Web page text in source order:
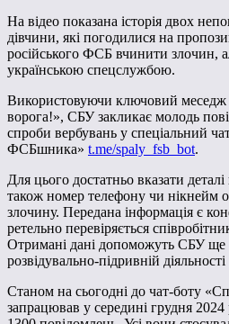
На відео показана історія двох
дівчини, які погодилися на
російського ФСБ вчинити злочин,
українською спецслужбою.
Використовуючи ключовий
ворога!», СБУ закликає молодь
спроби вербувань у спеціальний
ФСБшника» t.me/spaly_fsb_bot.
Для цього достатньо вказати
також номер телефону чи нікнейм
злочину. Передана інформація є
ретельно перевіряється
Отримані дані допоможуть СБУ ще
розвідувально-підривній
Станом на сьогодні до чат-боту
запрацював у середині грудня